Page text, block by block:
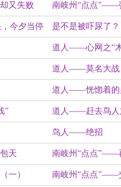
骑士枪法
又失败 南岐州“点点”――
今夕当停 是不是被吓尿了？
道人——心网之“
道人——莫名大战
道人——恍惚着的
” 道人——赶去鸟人
鸟人——绝招
天 南岐州“点点”——
一） 南岐州“点点”——